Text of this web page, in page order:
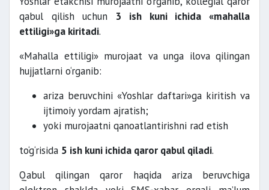
qabul qilish uchun 3 ish kuni ichida «mahalla
ettiligi»ga kiritadi.
«Mahalla ettiligi» murojaat va unga ilova qilingan
hujjatlarni o‘rganib:
ariza beruvchini «Yoshlar daftari»ga kiritish va
ijtimoiy yordam ajratish;
yoki murojaatni qanoatlantirishni rad etish
to‘g‘risida 5 ish kuni ichida qaror qabul qiladi.
Qabul qilingan qaror haqida ariza beruvchiga